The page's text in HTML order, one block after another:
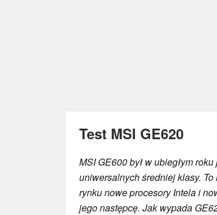
Test MSI GE620
MSI GE600 był w ubiegłym
uniwersalnych średniej klasy.
rynku nowe procesory Intela i
jego następcę. Jak wypada